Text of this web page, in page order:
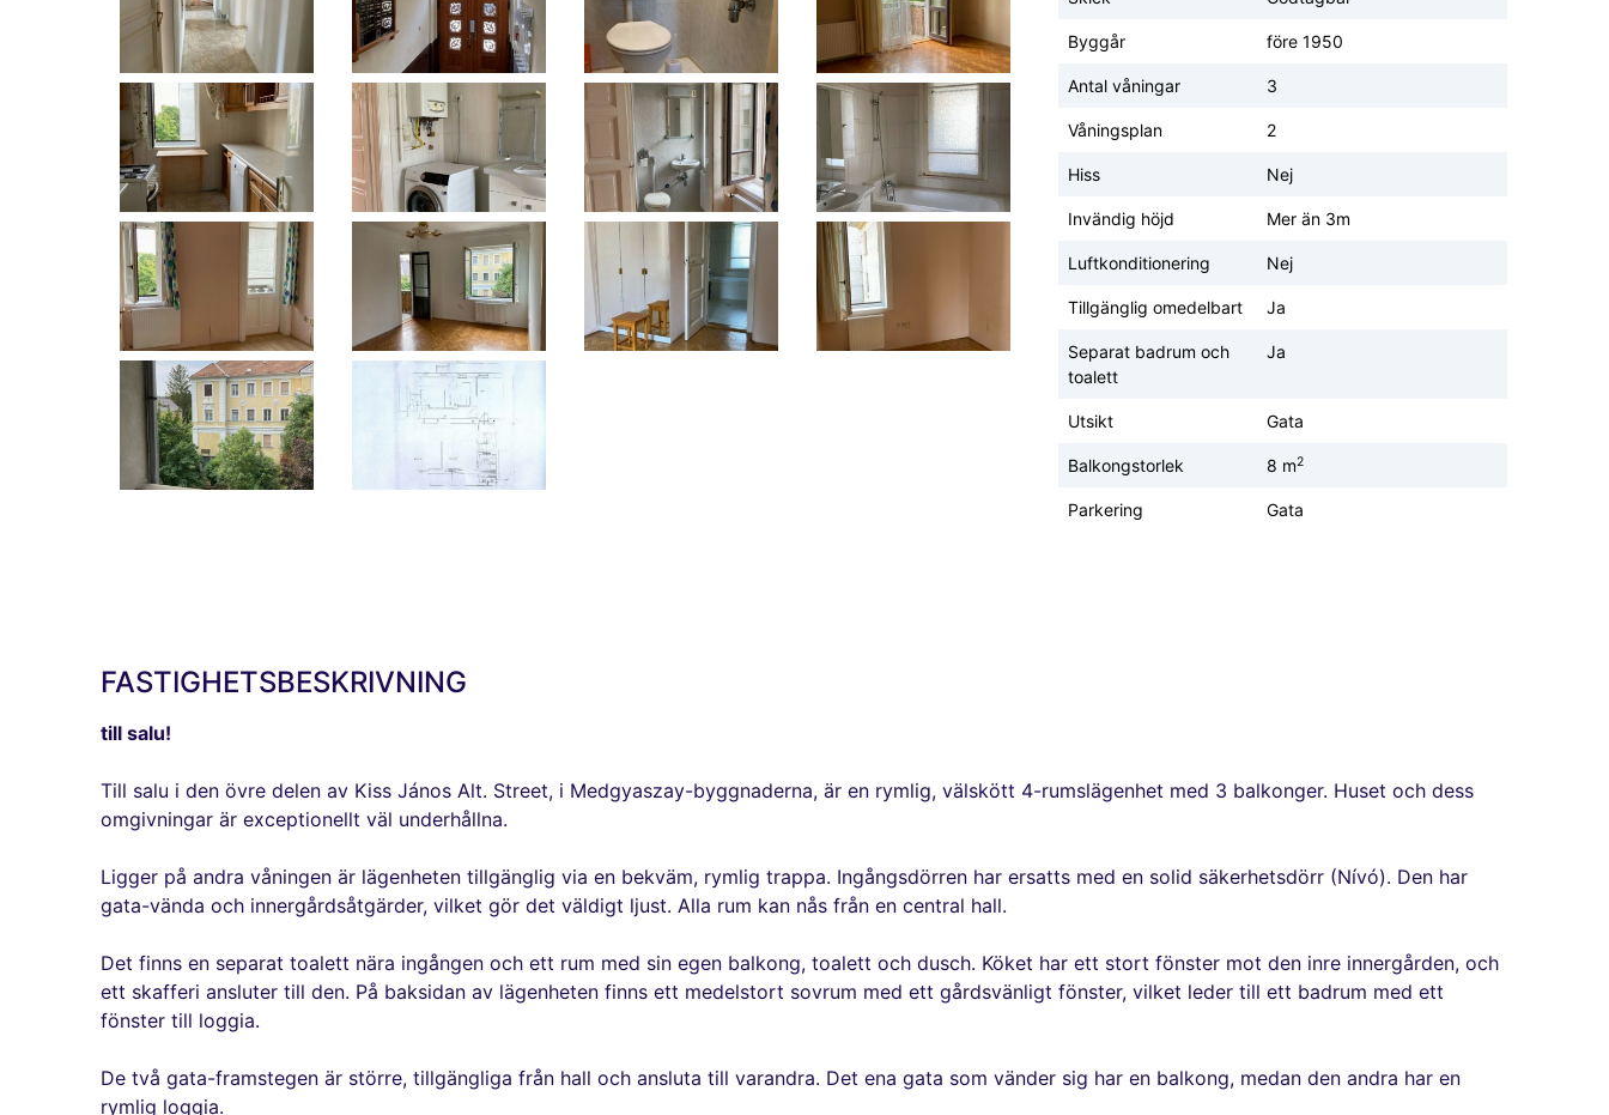
Byggår före 1950
Antal våningar 3
Våningsplan 2
Hiss Nej
Invändig höjd Mer än 3m
Luftkonditionering Nej
Tillgänglig omedelbart Ja
Separat badrum och
toalett
Ja
Utsikt Gata
Balkongstorlek 8 m2
Parkering Gata
FASTIGHETSBESKRIVNING
till salu!
Till salu i den övre delen av Kiss János Alt. Street, i Medgyaszay-byggnaderna, är en rymlig, välskött 4-rumslägenhet med 3 balkonger. Huset och dess
omgivningar är exceptionellt väl underhållna.
Ligger på andra våningen är lägenheten tillgänglig via en bekväm, rymlig trappa. Ingångsdörren har ersatts med en solid säkerhetsdörr (Nívó). Den har
gata-vända och innergårdsåtgärder, vilket gör det väldigt ljust. Alla rum kan nås från en central hall.
Det finns en separat toalett nära ingången och ett rum med sin egen balkong, toalett och dusch. Köket har ett stort fönster mot den inre innergården, och
ett skafferi ansluter till den. På baksidan av lägenheten finns ett medelstort sovrum med ett gårdsvänligt fönster, vilket leder till ett badrum med ett
fönster till loggia.
De två gata-framstegen är större, tillgängliga från hall och ansluta till varandra. Det ena gata som vänder sig har en balkong, medan den andra har en
rymlig loggia.